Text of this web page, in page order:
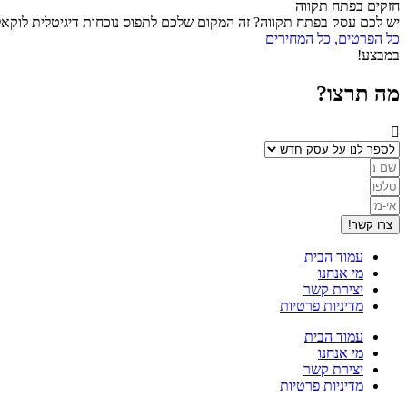
חזקים בפתח תקווה
יש לכם עסק בפתח תקווה? זה המקום שלכם לתפוס נוכחות דיגיטלית
כל הפרטים, כל המחירים
במבצע!
מה תרצו?
צרו קשר!
עמוד הבית
מי אנחנו
יצירת קשר
מדיניות פרטיות
עמוד הבית
מי אנחנו
יצירת קשר
מדיניות פרטיות